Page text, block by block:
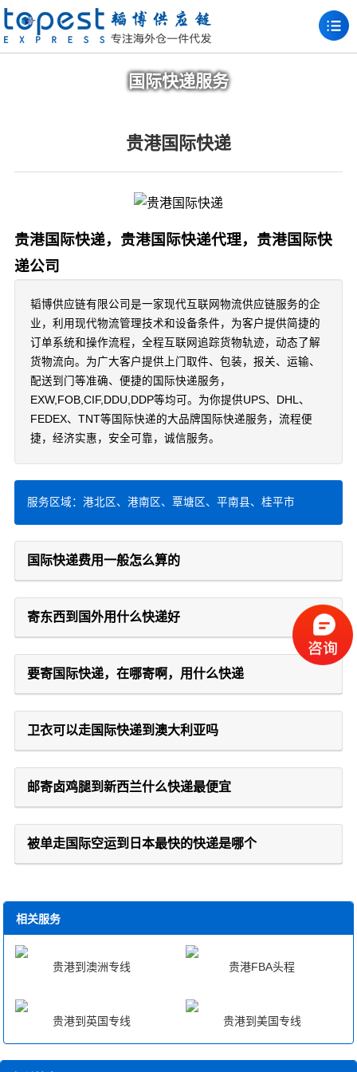
国际快递服务
贵港国际快递
贵港国际快递，贵港国际快递代理，贵港国际快
递公司
韬博供应链有限公司是一家现代互联网物流供应链服务的企
业，利用现代物流管理技术和设备条件，为客户提供简捷的
订单系统和操作流程，全程互联网追踪货物轨迹，动态了解
货物流向。为广大客户提供上门取件、包装，报关、运输、
配送到门等准确、便捷的国际快递服务，
EXW,FOB,CIF,DDU,DDP等均可。为你提供UPS、DHL、
FEDEX、TNT等国际快递的大品牌国际快递服务，流程便
捷，经济实惠，安全可靠，诚信服务。
服务区域：港北区、港南区、覃塘区、平南县、桂平市
国际快递费用一般怎么算的
寄东西到国外用什么快递好
要寄国际快递，在哪寄啊，用什么快递
卫衣可以走国际快递到澳大利亚吗
邮寄卤鸡腿到新西兰什么快递最便宜
被单走国际空运到日本最快的快递是哪个
相关服务
贵港到澳洲专线 贵港FBA头程
贵港到英国专线 贵港到美国专线